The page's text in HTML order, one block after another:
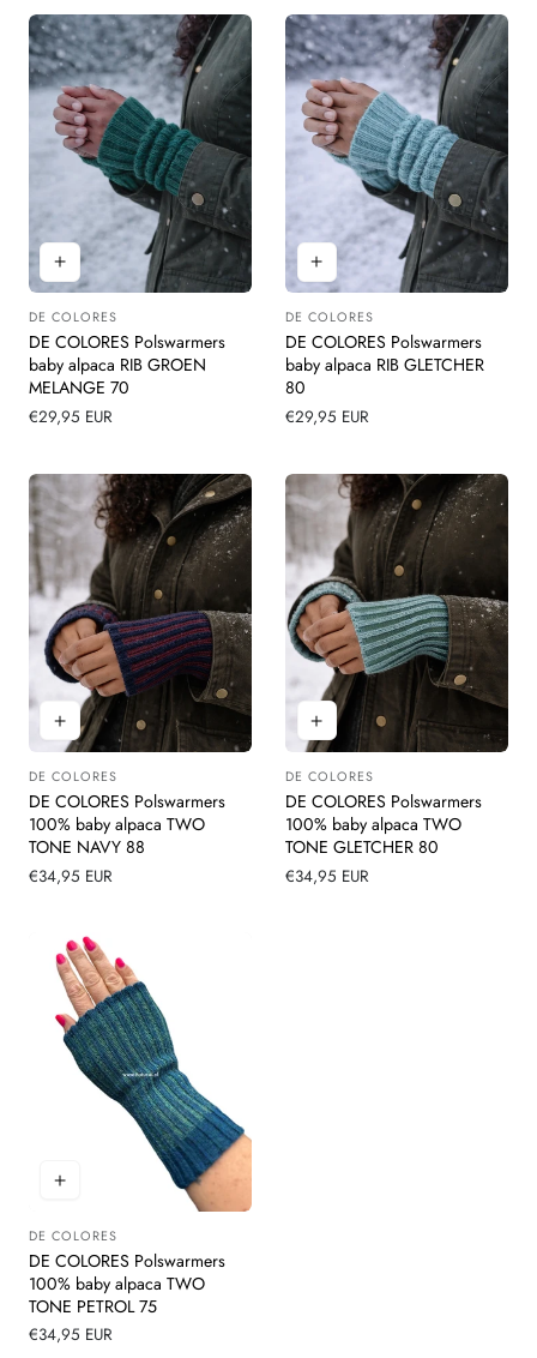
Leverancier:
DE COLORES
DE COLORES Polswarmers
baby alpaca RIB GROEN
MELANGE 70
Normale
€29,95 EUR
Leverancier:
DE COLORES
DE COLORES Polswarmers
baby alpaca RIB GLETCHER
80
Normale
€29,95 EUR
Leverancier:
DE COLORES
DE COLORES Polswarmers
100% baby alpaca TWO
TONE NAVY 88
Normale
€34,95 EUR
Leverancier:
DE COLORES
DE COLORES Polswarmers
100% baby alpaca TWO
TONE GLETCHER 80
Normale
€34,95 EUR
Leverancier:
DE COLORES
DE COLORES Polswarmers
100% baby alpaca TWO
TONE PETROL 75
Normale
€34,95 EUR